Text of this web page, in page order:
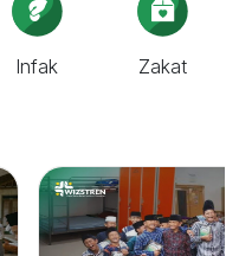
Infak Zakat